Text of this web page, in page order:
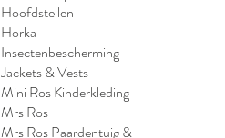
Hoofdstellen
Horka
Insectenbescherming
Jackets & Vests
Mini Ros Kinderkleding
Mrs Ros
Mrs Ros Paardentuig &